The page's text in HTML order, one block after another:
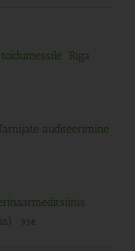
“Riga
auditeerimine
95€